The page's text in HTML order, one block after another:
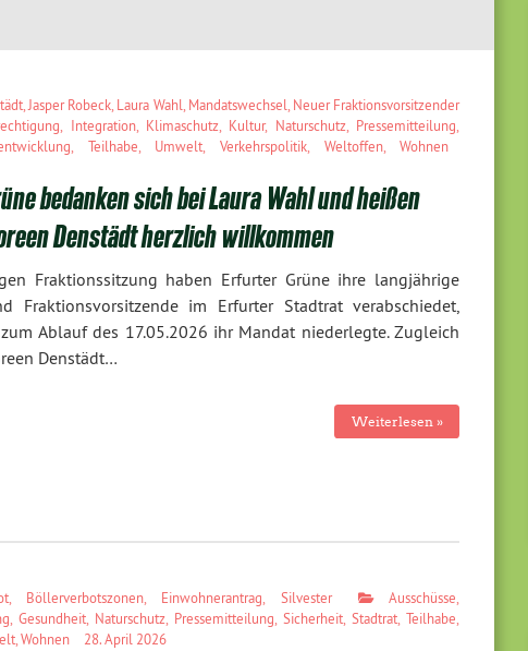
, Jasper Robeck Laura Wahl Mandatswechsel Neuer Fraktionsvorsitzender
Integration, Klimaschutz Kultur, Naturschutz, Pressemitteilung
Teilhabe Umwelt Verkehrspolitik, Weltoffen,Wohnen
bedanken sich bei Laura Wahl und heißen
Denstädt herzlich willkommen
Fraktionssitzung haben Erfurter Grüne ihre langjährige
Fraktionsvorsitzende im Erfurter Stadtrat verabschiedet,
Ablauf des 17.05.2026 ihr Mandat niederlegte. Zugleich
Denstädt…
Weiterlesen »
, Böllerverbotszonen Einwohnerantrag Silvester Ausschüsse
Gesundheit, Naturschutz, Pressemitteilung Sicherheit,Stadtrat ,Teilhabe
, Wohnen 28. April 2026